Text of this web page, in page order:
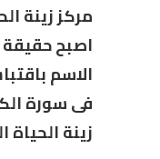
مركز زينة
اصبح حقيقة
الاسم
فى سورة
زينة الحياة